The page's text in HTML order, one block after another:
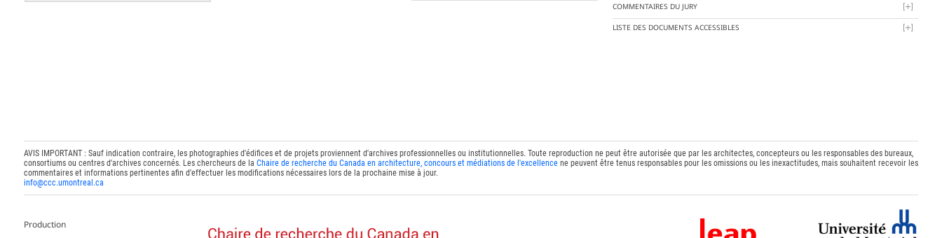
COMMENTAIRES DU JURY
LISTE DES DOCUMENTS ACCESSIBLES
AVIS IMPORTANT : Sauf indication contraire, les photographies d'édifices et de projets proviennent d'archives professionnelles ou institutionnelles. Toute reproduction ne peut être autorisée que par les architectes, concepteurs ou les responsables des bureaux,
consortiums ou centres d'archives concernés. Les chercheurs de la Chaire de recherche du Canada en architecture, concours et médiations de l'excellencene peuvent être tenus responsables pour les omissions ou les inexactitudes, mais souhaitent recevoir les
commentaires et informations pertinentes afin d'effectuer les modifications nécessaires lors de la prochaine mise à jour.
info@ccc.umontreal.ca
Production